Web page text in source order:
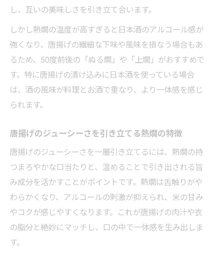
し、互いの美味しさを引き立て合います。
しかし熱燗の温度が高すぎると日本酒のアルコール感が
強くなり、唐揚げの繊細な下味や風味を損なう場合もあ
るため、50度前後の「ぬる燗」や「上燗」がおすすめで
す。特に唐揚げの漬け込みに日本酒を使っている場合
は、酒の風味が料理とお酒で重なり、より一体感を感じ
られます。
唐揚げのジューシーさを引き立てる熱燗の特徴
唐揚げのジューシーさを一層引き立てるには、熱燗の持
つまろやかな口当たりと、温めることで引き出される旨
み成分を活かすことがポイントです。熱燗は舌触りがや
わらかくなり、アルコールの刺激が抑えられ、米の甘み
やコクが感じやすくなります。これが唐揚げの肉汁や衣
の脂分と絶妙にマッチし、口の中で一体感を生み出しま
す。